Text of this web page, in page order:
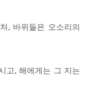
, 바위들은 오소리의
고, 해에게는 그 지는